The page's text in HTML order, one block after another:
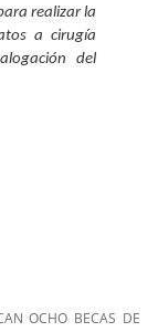
realizar la
a cirugía
del
OCHO BECAS DE